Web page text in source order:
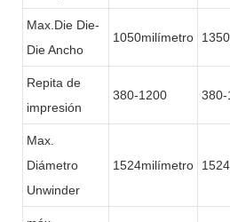
Max.Die Die-
Die Ancho
1050milímetro
Repita de
impresión
380-1200 380-
Max.
Diámetro
Unwinder
1524milímetro